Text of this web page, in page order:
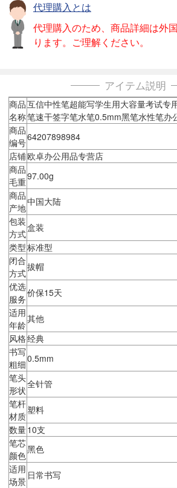
代理購入とは
代理購入のため、商品詳細は外
ります。ご理解ください。
アイテム説明
商品
名称
互信中性笔超能写学生用大容量考试专
笔速干签字笔水笔0.5mm黑笔水性笔办
商品
编号64207898984
店铺欧卓办公用品专营店
商品
毛重97.00g
商品
产地
中国大陆
包装
方式
盒装
类型标准型
闭合
方式
拔帽
优选
服务
价保15天
适用
年龄
其他
风格经典
书写
粗细0.5mm
笔头
形状
全针管
笔杆
材质
塑料
数量10支
笔芯
颜色
黑色
适用
场景
日常书写